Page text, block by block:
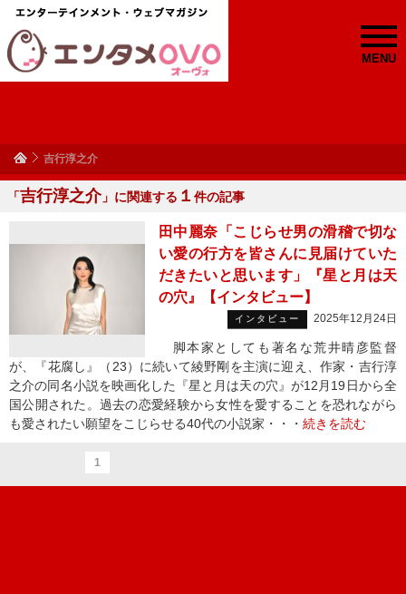
MENU
吉行淳之介
「吉行淳之介」に関連する １ 件の記事
田中麗奈「こじらせ男の滑稽で切な
い愛の行方を皆さんに見届けていた
だきたいと思います」『星と月は天
の穴』【インタビュー】
インタビュー 2025年12月24日
脚本家としても著名な荒井晴彦監督
が、『花腐し』（23）に続いて綾野剛を主演に迎え、作家・吉行淳
之介の同名小説を映画化した『星と月は天の穴』が12月19日から全
国公開された。過去の恋愛経験から女性を愛することを恐れながら
も愛されたい願望をこじらせる40代の小説家・・・ 続きを読む
1